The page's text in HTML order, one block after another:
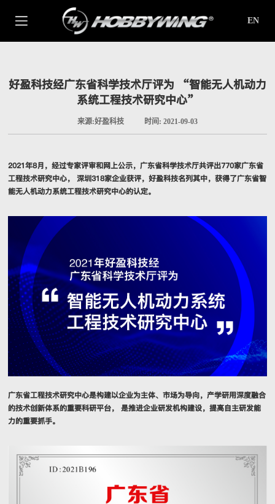
EN
好盈科技经广东省科学技术厅评为 “智能无人机动力
系统工程技术研究中心”
来源:好盈科技 时间: 2021-09-03
2021年8月，经过专家评审和网上公示，广东省科学技术厅共评出770家广东省
工程技术研究中心， 深圳318家企业获评，好盈科技名列其中，获得了广东省智
能无人机动力系统工程技术研究中心的认定。
广东省工程技术研究中心是构建以企业为主体、市场为导向，产学研用深度融合
的技术创新体系的重要科研平台， 是推进企业研发机构建设，提高自主研发能
力的重要抓手。